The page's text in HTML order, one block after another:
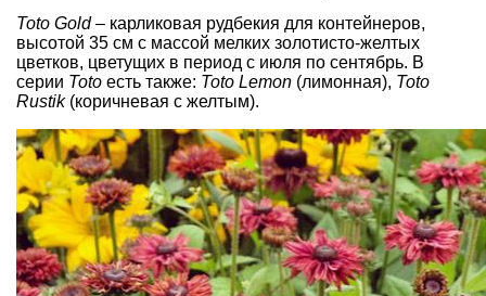
Toto Gold– карликовая рудбекия для контейнеров,
высотой 35 см с массой мелких золотисто-желтых
цветков, цветущих в период с июля по сентябрь. В
серии Toto есть также: Toto Lemon (лимонная), Toto
Rustik(коричневая с желтым).